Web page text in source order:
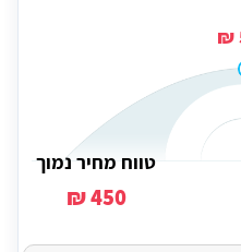
טווח מחיר נמוך
450 ₪